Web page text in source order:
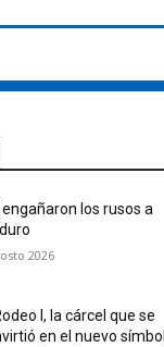
los rusos a
2026
I, la cárcel que se
en el nuevo